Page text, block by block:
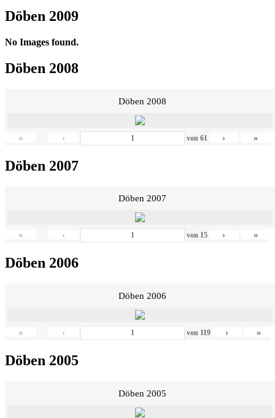
Döben 2009
No Images found.
Döben 2008
Döben 2008
« ‹ von 61 › »
Döben 2007
Döben 2007
« ‹ von 15 › »
Döben 2006
Döben 2006
« ‹ von 119 › »
Döben 2005
Döben 2005